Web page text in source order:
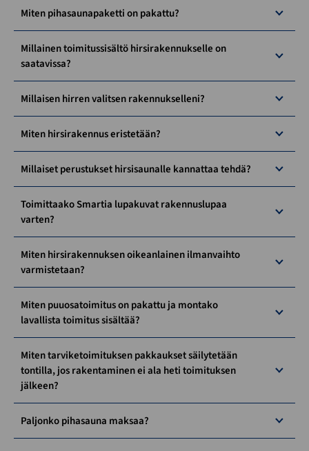
Miten pihasaunapaketti on pakattu?
Millainen toimitussisältö hirsirakennukselle on
saatavissa?
Millaisen hirren valitsen rakennukselleni?
Miten hirsirakennus eristetään?
Millaiset perustukset hirsisaunalle kannattaa tehdä?
Toimittaako Smartia lupakuvat rakennuslupaa
varten?
Miten hirsirakennuksen oikeanlainen ilmanvaihto
varmistetaan?
Miten puuosatoimitus on pakattu ja montako
lavallista toimitus sisältää?
Miten tarviketoimituksen pakkaukset säilytetään
tontilla, jos rakentaminen ei ala heti toimituksen
jälkeen?
Paljonko pihasauna maksaa?